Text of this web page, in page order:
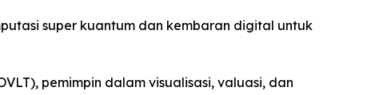
super kuantum dan kembaran digital untuk
pemimpin dalam visualisasi, valuasi, dan